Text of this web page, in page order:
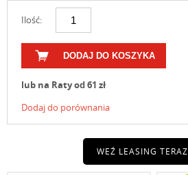
Ilość:
DODAJ DO KOSZYKA
lub na Raty od 61 zł
Dodaj do porównania
WEŹ LEASING TERAZ